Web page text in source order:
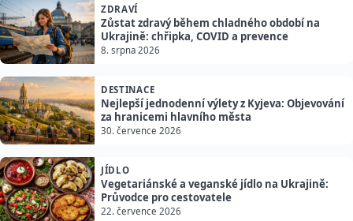
ZDRAVÍ
Zůstat zdravý během chladného období na
Ukrajině: chřipka, COVID a prevence
8. srpna 2026
DESTINACE
Nejlepší jednodenní výlety z Kyjeva: Objevování
za hranicemi hlavního města
30. července 2026
JÍDLO
Vegetariánské a veganské jídlo na Ukrajině:
Průvodce pro cestovatele
22. července 2026